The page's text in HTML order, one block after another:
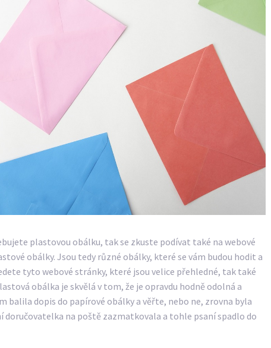
plastovou obálku, tak se zkuste podívat také na webové
obálky. Jsou tedy různé obálky, které se vám budou hodit a
tyto webové stránky, které jsou velice přehledné, tak také
obálka je skvělá v tom, že je opravdu hodně odolná a
balila dopis do papírové obálky a věřte, nebo ne, zrovna byla
doručovatelka na poště zazmatkovala a tohle psaní spadlo do